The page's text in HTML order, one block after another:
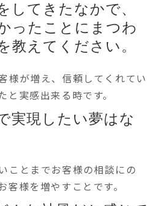
してきたなかで、
ったことにまつわ
教えてください。
様が増え、信頼してくれてい
と実感出来る時です。
実現したい夢はな
ことまでお客様の相談にの
客様を増やすことです。